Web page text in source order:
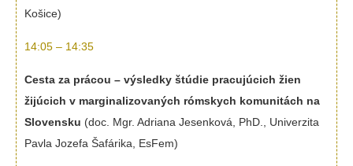
Košice)
14:05 – 14:35
Cesta za prácou – výsledky štúdie pracujúcich žien
žijúcich v marginalizovaných rómskych komunitách na
Slovensku (doc. Mgr. Adriana Jesenková, PhD., Univerzita
Pavla Jozefa Šafárika, EsFem)